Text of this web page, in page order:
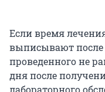
Если время
выписывают после
проведенного не
дня после
лабораторного